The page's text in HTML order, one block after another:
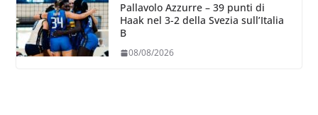
Pallavolo Azzurre – 39 punti di
Haak nel 3-2 della Svezia sull’Italia
B
08/08/2026